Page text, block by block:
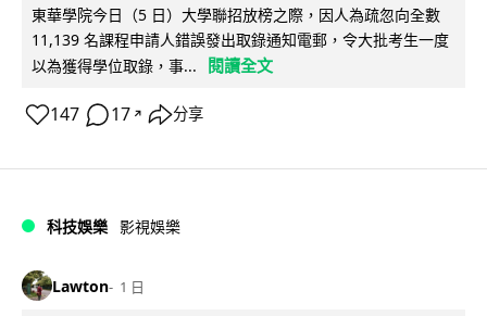
東華學院今日（5 日）大學聯招放榜之際，因人為疏忽向全數
11,139 名課程申請人錯誤發出取錄通知電郵，令大批考生一度
以為獲得學位取錄，事...
閱讀全文
147 17 ↗ 分享
科技娛樂 影視娛樂
Lawton 1 日